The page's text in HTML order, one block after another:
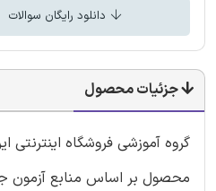
دانلود رایگان سوالات
جزئیات محصول
گروه آموزشی فروشگاه
محصول بر اساس منابع آزمون